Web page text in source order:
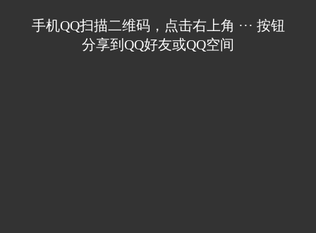
手机QQ扫描二维码，点击右上角 ··· 按钮
分享到QQ好友或QQ空间